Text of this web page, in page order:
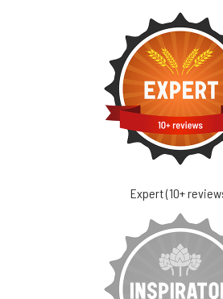
Expert (10+